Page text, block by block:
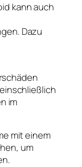
kann auch
Dazu
im
mit einem
um